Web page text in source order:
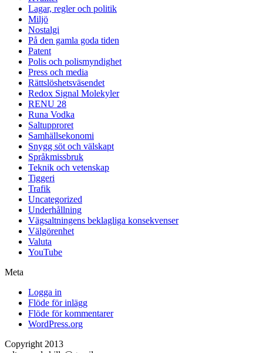
Lagar, regler och politik
Miljö
Nostalgi
På den gamla goda tiden
Patent
Polis och polismyndighet
Press och media
Rättslöshetsväsendet
Redox Signal Molekyler
RENU 28
Runa Vodka
Saltupproret
Samhällsekonomi
Snygg söt och välskapt
Språkmissbruk
Teknik och vetenskap
Tiggeri
Trafik
Uncategorized
Underhållning
Vägsaltningens beklagliga konsekvenser
Välgörenhet
Valuta
YouTube
Meta
Logga in
Flöde för inlägg
Flöde för kommentarer
WordPress.org
Copyright 2013